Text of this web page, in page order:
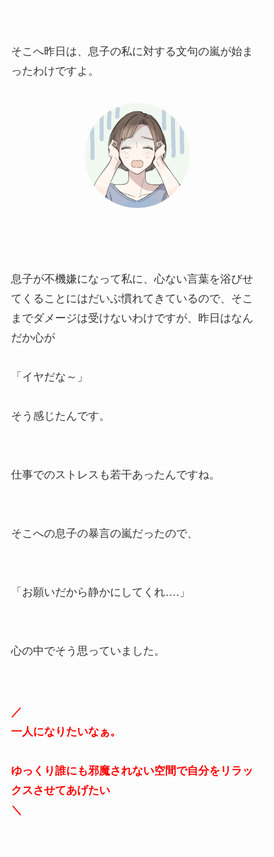
そこへ昨日は、息子の私に対する文句の嵐が始ま
ったわけですよ。
息子が不機嫌になって私に、心ない言葉を浴びせ
てくることにはだいぶ慣れてきているので、そこ
までダメージは受けないわけですが、昨日はなん
だか心が
「イヤだな～」
そう感じたんです。
仕事でのストレスも若干あったんですね。
そこへの息子の暴言の嵐だったので、
「お願いだから静かにしてくれ….」
心の中でそう思っていました。
／
一人になりたいなぁ。
ゆっくり誰にも邪魔されない空間で自分をリラッ
クスさせてあげたい
＼